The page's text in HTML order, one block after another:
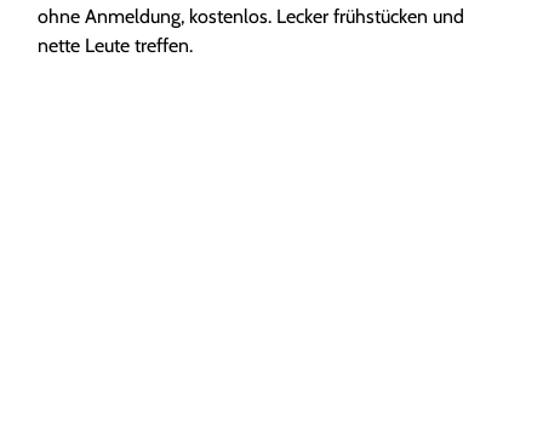
ohne Anmeldung, kostenlos. Lecker frühstücken und
nette Leute treffen.